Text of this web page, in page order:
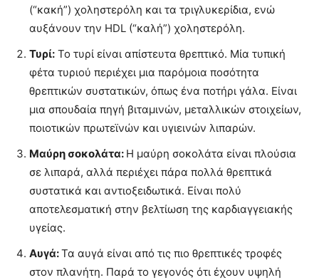
(“κακή”) χοληστερόλη και τα τριγλυκερίδια, ενώ
αυξάνουν την HDL (“καλή”) χοληστερόλη.
Τυρί: Το τυρί είναι απίστευτα θρεπτικό. Μία τυπική
φέτα τυριού περιέχει μια παρόμοια ποσότητα
θρεπτικών συστατικών, όπως ένα ποτήρι γάλα. Είναι
μια σπουδαία πηγή βιταμινών, μεταλλικών στοιχείων,
ποιοτικών πρωτεϊνών και υγιεινών λιπαρών.
Μαύρη σοκολάτα: Η μαύρη σοκολάτα είναι πλούσια
σε λιπαρά, αλλά περιέχει πάρα πολλά θρεπτικά
συστατικά και αντιοξειδωτικά. Είναι πολύ
αποτελεσματική στην βελτίωση της καρδιαγγειακής
υγείας.
Αυγά:Τα αυγά είναι από τις πιο θρεπτικές τροφές
στον πλανήτη. Παρά το γεγονός ότι έχουν υψηλή